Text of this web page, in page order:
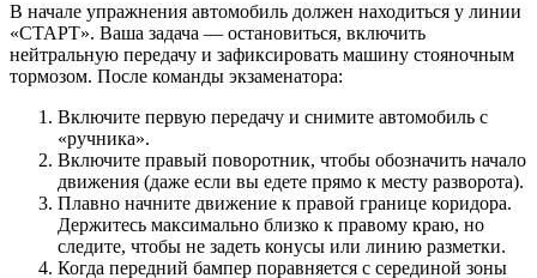
В начале упражнения автомобиль должен находиться у линии
«СТАРТ». Ваша задача — остановиться, включить
нейтральную передачу и зафиксировать машину стояночным
тормозом. После команды экзаменатора:
Включите первую передачу и снимите автомобиль с
«ручника».
Включите правый поворотник, чтобы обозначить начало
движения (даже если вы едете прямо к месту разворота).
Плавно начните движение к правой границе коридора.
Держитесь максимально близко к правому краю, но
следите, чтобы не задеть конусы или линию разметки.
Когда передний бампер поравняется с серединой зоны